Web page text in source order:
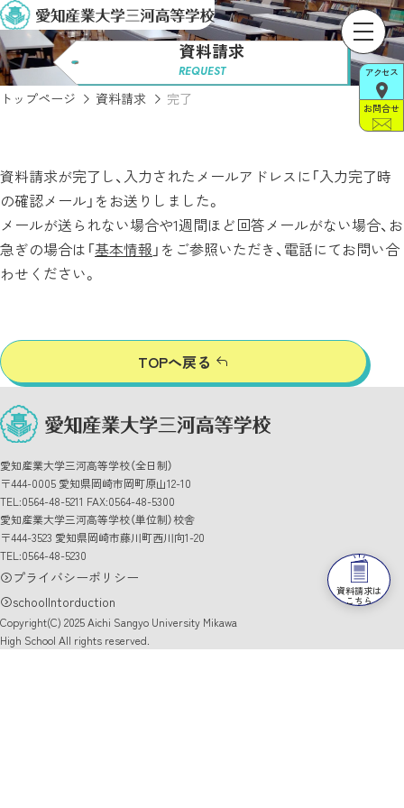
アクセス
お問合せ
資料請求は
こちら
資料請求
REQUEST
トップページ 資料請求 完了
資料請求が完了し、入力されたメールアドレスに「入力完了時
の確認メール」をお送りしました。
メールが送られない場合や1週間ほど回答メールがない場合、お
急ぎの場合は「基本情報 」をご参照いただき、電話にてお問い合
わせください。
TOPへ戻る
愛知産業大学三河高等学校（全日制）
〒444-0005 愛知県岡崎市岡町原山12-10
TEL:0564-48-5211 FAX:0564-48-5300
愛知産業大学三河高等学校（単位制）校舎
〒444-3523 愛知県岡崎市藤川町西川向1-20
TEL:0564-48-5230
プライバシーポリシー
schoolIntorduction
Copyright(C) 2025 Aichi Sangyo University Mikawa
High School All rights reserved.